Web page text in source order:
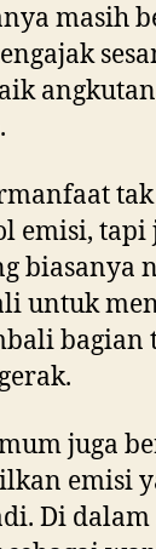
masih
emisi, tapi
biasanya
untuk
juga
emisi
Di